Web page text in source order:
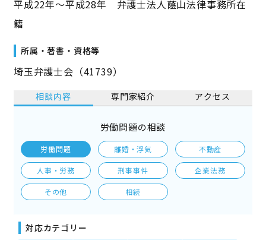
平成22年～平成28年 弁護士法人蔭山法律事務所在
籍
所属・著書・資格等
埼玉弁護士会（41739）
相談内容 専門家紹介 アクセス
労働問題の相談
労働問題 離婚・浮気 不動産
人事・労務 刑事事件 企業法務
その他 相続
対応カテゴリー